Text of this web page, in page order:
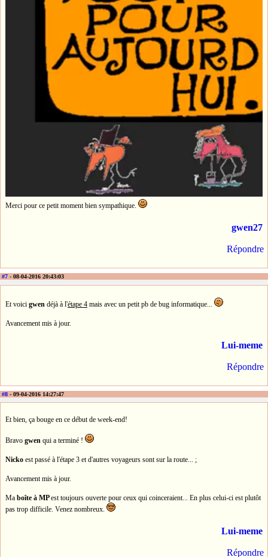
Merci pour ce petit moment bien sympathique.
gwen27
Répondre
#7 - 08-04-2016 20:43:03
Et voici gwen déjà à l'étape 4 mais avec un petit pb de bug informatique...
Avancement mis à jour.
Lui-meme
Répondre
#8 - 09-04-2016 14:27:47
Et bien, ça bouge en ce début de week-end!
Bravo gwen qui a terminé !
Nicko est passé à l'étape 3 et d'autres voyageurs sont sur la route... ;
Avancement mis à jour.
Ma boîte à MPest toujours ouverte pour ceux qui coinceraient... En plus celui-ci est plutôt
pas trop difficile. Venez nombreux.
Lui-meme
Répondre